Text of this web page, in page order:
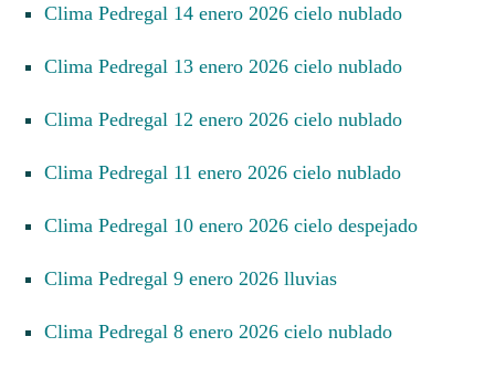
Clima Pedregal 14 enero 2026 cielo nublado
Clima Pedregal 13 enero 2026 cielo nublado
Clima Pedregal 12 enero 2026 cielo nublado
Clima Pedregal 11 enero 2026 cielo nublado
Clima Pedregal 10 enero 2026 cielo despejado
Clima Pedregal 9 enero 2026 lluvias
Clima Pedregal 8 enero 2026 cielo nublado